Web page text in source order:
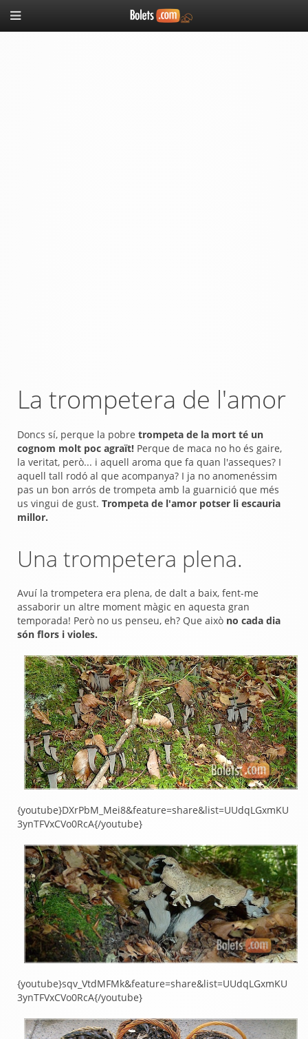
La trompetera de l'amor
Doncs sí, perque la pobre trompeta de la mort té un
cognom molt poc agraït! Perque de maca no ho és gaire,
la veritat, però... i aquell aroma que fa quan l'asseques? I
aquell tall rodó al que acompanya? I ja no anomenéssim
pas un bon arrós de trompeta amb la guarnició que més
us vingui de gust. Trompeta de l'amor potser li escauria
millor.
Una trompetera plena.
Avuí la trompetera era plena, de dalt a baix, fent-me
assaborir un altre moment màgic en aquesta gran
temporada! Però no us penseu, eh? Que això no cada dia
són flors i violes.
{youtube}DXrPbM_Mei8&feature=share&list=UUdqLGxmKU
3ynTFVxCVo0RcA{/youtube}
{youtube}sqv_VtdMFMk&feature=share&list=UUdqLGxmKU
3ynTFVxCVo0RcA{/youtube}